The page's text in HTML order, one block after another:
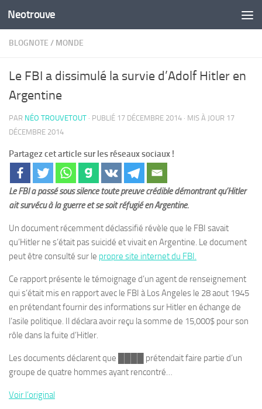
Skip to content
Neotrouve
BLOGNOTE / MONDE
Le FBI a dissimulé la survie d’Adolf Hitler en
Argentine
PAR NÉO TROUVETOUT · PUBLIÉ 17 DÉCEMBRE 2014 · MIS À JOUR 17
DÉCEMBRE 2014
Partagez cet article sur les réseaux sociaux !
Le FBI a passé sous silence toute preuve crédible démontrant qu’Hitler
ait survécu à la guerre et se soit réfugié en Argentine.
Un document récemment déclassifié révèle que le FBI savait
qu’Hitler ne s’était pas suicidé et vivait en Argentine. Le document
peut être consulté sur le propre site internet du FBI.
Ce rapport présente le témoignage d’un agent de renseignement
qui s’était mis en rapport avec le FBI à Los Angeles le 28 aout 1945
en prétendant fournir des informations sur Hitler en échange de
l’asile politique. Il déclara avoir reçu la somme de 15,000$ pour son
rôle dans la fuite d’Hitler.
Les documents déclarent que ████ prétendait faire partie d’un
groupe de quatre hommes ayant rencontré…
Voir l’original